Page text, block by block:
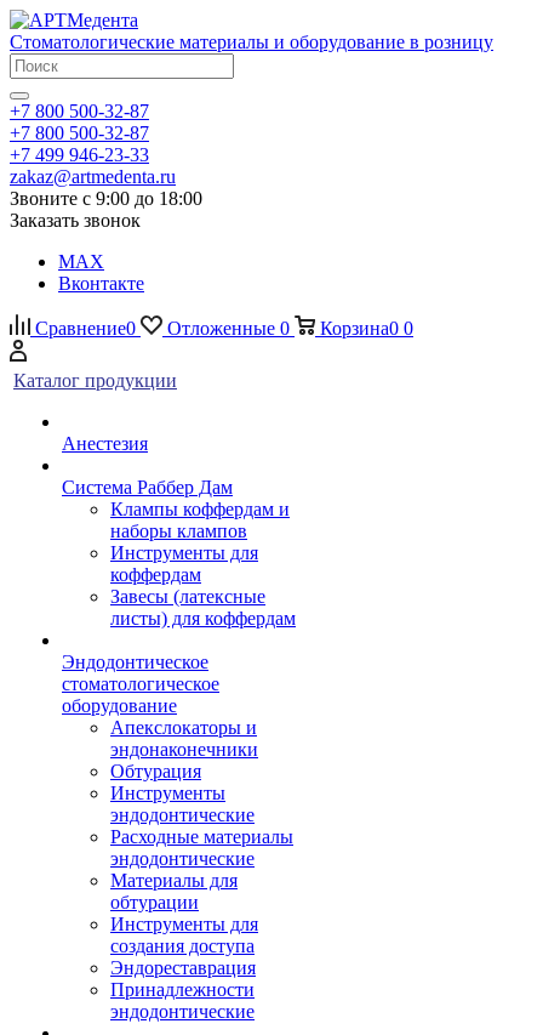
Стоматологические материалы и оборудование в розницу
+7 800 500-32-87
+7 800 500-32-87
+7 499 946-23-33
zakaz@artmedenta.ru
Звоните с 9:00 до 18:00
Заказать звонок
MAX
Вконтакте
Сравнение0 Отложенные 0 Корзина0 0
Каталог продукции
Анестезия
Система Раббер Дам
Клампы коффердам и
наборы клампов
Инструменты для
коффердам
Завесы (латексные
листы) для коффердам
Эндодонтическое
стоматологическое
оборудование
Апекслокаторы и
эндонаконечники
Обтурация
Инструменты
эндодонтические
Расходные материалы
эндодонтические
Материалы для
обтурации
Инструменты для
создания доступа
Эндореставрация
Принадлежности
эндодонтические